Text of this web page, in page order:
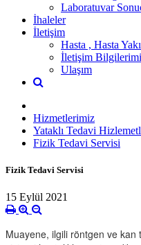
Laboratuvar
İhaleler
İletişim
Hasta , Hasta
İletişim
Ulaşım
Hizmetlerimiz
Yataklı Tedavi
Fizik Tedavi Servisi
Fizik Tedavi Servisi
15 Eylül 2021
Muayene, ilgili röntgen ve kan